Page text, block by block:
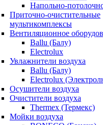
Напольно-
Приточно-очистительные
мультикомплексы
Вентиляционное
Ballu (Балу)
Electrolux
Увлажнители воздуха
Ballu (Балу)
Electrolux
Осушители воздуха
Очистители воздуха
Thermex (Термекс)
Мойки воздуха